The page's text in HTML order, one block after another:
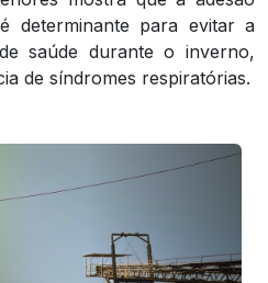
determinante para evitar a
saúde durante o inverno,
de síndromes respiratórias.